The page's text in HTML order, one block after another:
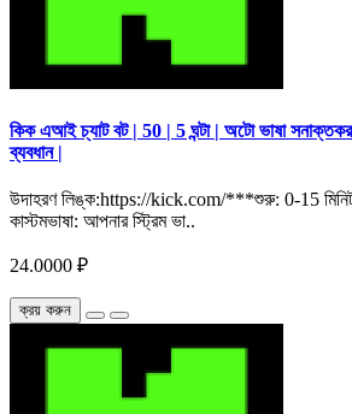
কিক এআই চ্যাট বট | 50 | 5 ঘন্টা | অটো ভাষা
ব্যবধান |
উদাহরণ লিঙ্ক:https://kick.com/***শুরু: 0-15
কাস্টমভাষা: আপনার স্ট্রিম ভা..
24.0000 ₽
ক্রয় করুন